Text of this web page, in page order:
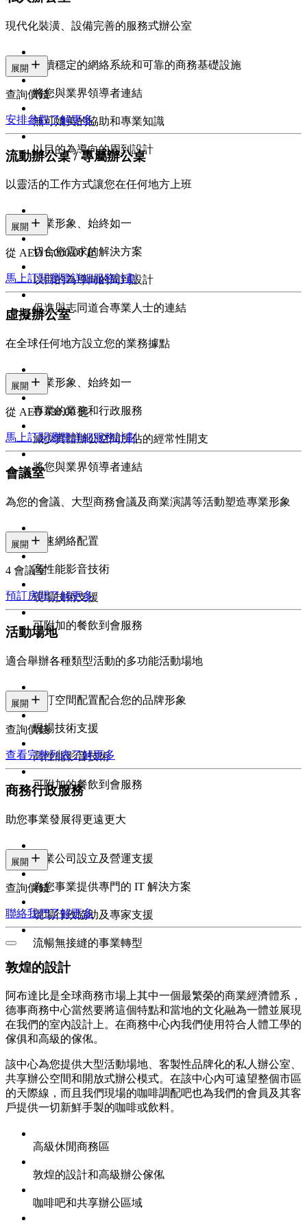
現代化裝潢、設備完善的服務式辦公室
持續穩定的網絡系統和可靠的商務基礎設施
將您與業界領導者連結
無可媲美的協助和專業知識
以目的為導向的周到設計
展開
查詢價錢
安排參觀了解更多
流動辦公桌 / 專屬辦公桌
以靈活的工作方式讓您在任何地方上班
專業形象、始終如一
切合您需求的解決方案
以目的為導向的周到設計
促進與志同道合專業人士的連結
展開
從 AED 6,000.00 起
馬上訂閱瀏覽詳細服務計劃
虛擬辦公室
在全球任何地方設立您的業務據點
專業形象、始終如一
專業的業務和行政服務
減少實體辦公空間所佔的經常性開支
將您與業界領導者連結
展開
從 AED 630.00 起
馬上訂閱瀏覽詳細服務計劃
會議室
為您的會議、大型商務會議及商業演講等活動塑造專業形象
高速網絡配置
高性能影音技術
現場技術支援
可附加的餐飲到會服務
展開
4 會議室
預訂房間了解更多
活動場地
適合舉辦各種類型活動的多功能活動場地
自訂空間配置配合您的品牌形象
現場技術支援
高性能影音技術
可附加的餐飲到會服務
展開
查詢價錢
查看完整列表了解更多
商務行政服務
助您事業發展得更遠更大
專業公司設立及營運支援
為您事業提供專門的 IT 解決方案
現場行政協助及專家支援
流暢無接縫的事業轉型
展開
查詢價錢
聯絡我們了解更多
敦煌的設計
阿布達比是全球商務市場上其中一個最繁榮的商業經濟體系，
德事商務中心當然要將這個特點和當地的文化融為一體並展現
在我們的室內設計上。在商務中心內我們使用符合人體工學的
傢俱和高級的傢俬。
該中心為您提供大型活動場地、客製性品牌化的私人辦公室、
共享辦公空間和開放式辦公模式。在該中心內可遠望整個市區
的天際線，而且我們現場的咖啡調配吧也為我們的會員及其客
戶提供一切新鮮手製的咖啡或飲料。
高級休閒商務區
敦煌的設計和高級辦公傢俬
咖啡吧和共享辦公區域